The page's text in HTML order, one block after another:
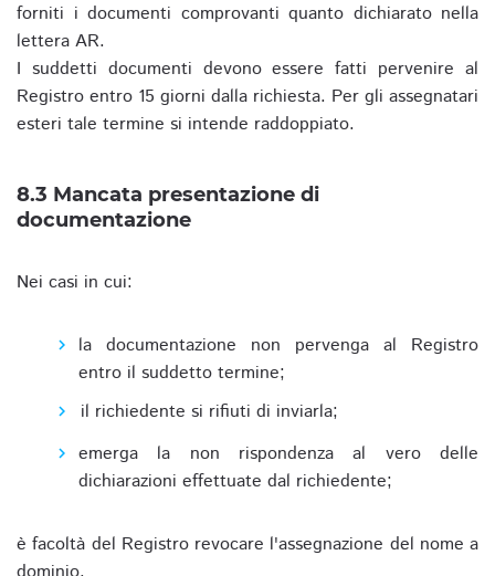
forniti i documenti comprovanti quanto dichiarato nella
lettera AR.
I suddetti documenti devono essere fatti pervenire al
Registro entro 15 giorni dalla richiesta. Per gli assegnatari
esteri tale termine si intende raddoppiato.
8.3 Mancata presentazione di
documentazione
Nei casi in cui:
la documentazione non pervenga al Registro
entro il suddetto termine;
il richiedente si rifiuti di inviarla;
emerga la non rispondenza al vero delle
dichiarazioni effettuate dal richiedente;
è facoltà del Registro revocare l'assegnazione del nome a